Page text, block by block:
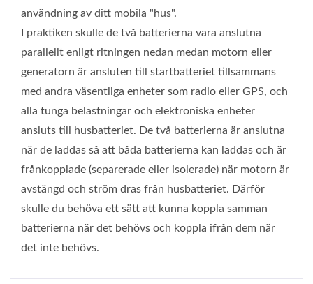
användning av ditt mobila "hus".
I praktiken skulle de två batterierna vara anslutna
parallellt enligt ritningen nedan medan motorn eller
generatorn är ansluten till startbatteriet tillsammans
med andra väsentliga enheter som radio eller GPS, och
alla tunga belastningar och elektroniska enheter
ansluts till husbatteriet. De två batterierna är anslutna
när de laddas så att båda batterierna kan laddas och är
frånkopplade (separerade eller isolerade) när motorn är
avstängd och ström dras från husbatteriet. Därför
skulle du behöva ett sätt att kunna koppla samman
batterierna när det behövs och koppla ifrån dem när
det inte behövs.